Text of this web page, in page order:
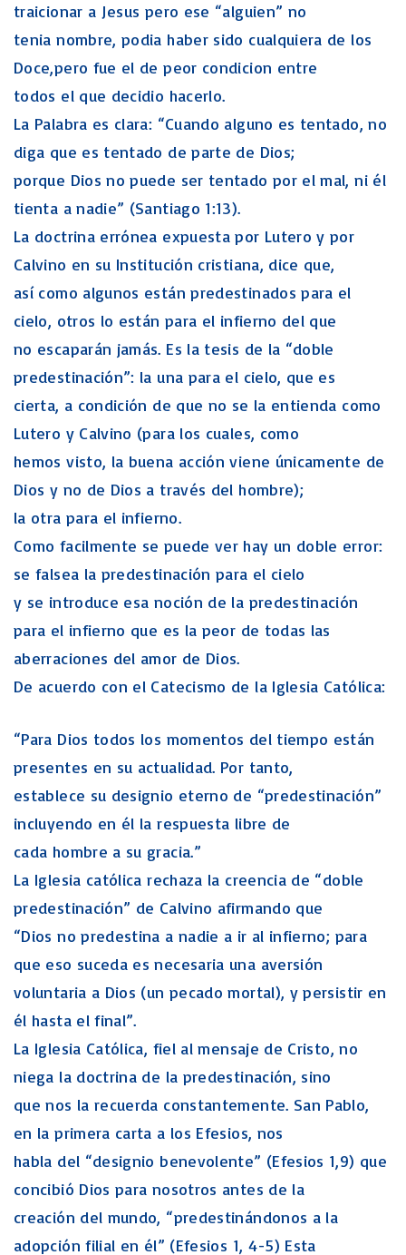
traicionar a Jesus pero ese “alguien” no
tenia nombre, podia haber sido cualquiera de los
Doce,pero fue el de peor condicion entre
todos el que decidio hacerlo.
La Palabra es clara: “Cuando alguno es tentado, no
diga que es tentado de parte de Dios;
porque Dios no puede ser tentado por el mal, ni él
tienta a nadie” (Santiago 1:13).
La doctrina errónea expuesta por Lutero y por
Calvino en su Institución cristiana, dice que,
así como algunos están predestinados para el
cielo, otros lo están para el infierno del que
no escaparán jamás. Es la tesis de la “doble
predestinación”: la una para el cielo, que es
cierta, a condición de que no se la entienda como
Lutero y Calvino (para los cuales, como
hemos visto, la buena acción viene únicamente de
Dios y no de Dios a través del hombre);
la otra para el infierno.
Como facilmente se puede ver hay un doble error:
se falsea la predestinación para el cielo
y se introduce esa noción de la predestinación
para el infierno que es la peor de todas las
aberraciones del amor de Dios.
De acuerdo con el Catecismo de la Iglesia Católica:
“Para Dios todos los momentos del tiempo están
presentes en su actualidad. Por tanto,
establece su designio eterno de “predestinación”
incluyendo en él la respuesta libre de
cada hombre a su gracia.”
La Iglesia católica rechaza la creencia de “doble
predestinación” de Calvino afirmando que
“Dios no predestina a nadie a ir al infierno; para
que eso suceda es necesaria una aversión
voluntaria a Dios (un pecado mortal), y persistir en
él hasta el final”.
La Iglesia Católica, fiel al mensaje de Cristo, no
niega la doctrina de la predestinación, sino
que nos la recuerda constantemente. San Pablo,
en la primera carta a los Efesios, nos
habla del “designio benevolente” (Efesios 1,9) que
concibió Dios para nosotros antes de la
creación del mundo, “predestinándonos a la
adopción filial en él” (Efesios 1, 4-5) Esta